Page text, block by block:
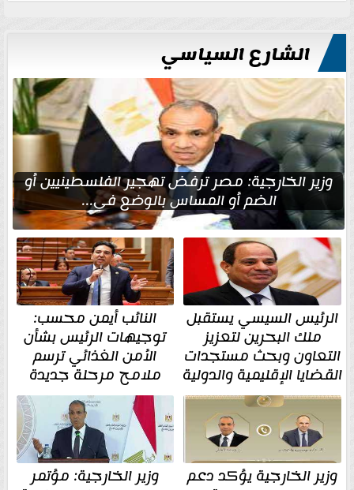
الشارع السياسي
وزير الخارجية: مصر ترفض تهجير الفلسطينيين أو
الضم أو المساس بالوضع في...
الرئيس السيسي يستقبل
ملك البحرين لتعزيز
التعاون وبحث مستجدات
القضايا الإقليمية والدولية
النائب أيمن محسب:
توجيهات الرئيس بشأن
الأمن الغذائي ترسم
ملامح مرحلة جديدة
وزير الخارجية يؤكد دعم وزير الخارجية: مؤتمر